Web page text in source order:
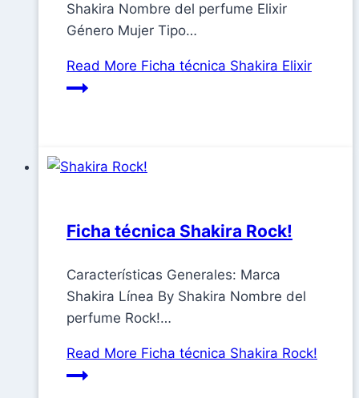
Shakira Nombre del perfume Elixir
Género Mujer Tipo…
Read More Ficha técnica Shakira Elixir
Ficha técnica Shakira Rock!
Características Generales: Marca
Shakira Línea By Shakira Nombre del
perfume Rock!…
Read More Ficha técnica Shakira Rock!